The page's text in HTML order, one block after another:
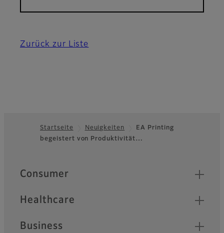
Zurück zur Liste
Startseite Neuigkeiten
EA Printing
begeistert von Produktivität…
Quick Links
Consumer
Healthcare
Business